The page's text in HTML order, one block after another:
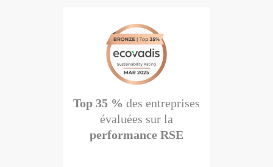
Top 35 % des entreprises
évaluées sur la
performance RSE